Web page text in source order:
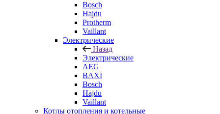
Bosch
Hajdu
Protherm
Vaillant
Электрические
Назад
Электрические
AEG
BAXI
Bosch
Hajdu
Vaillant
Котлы отопления и котельные